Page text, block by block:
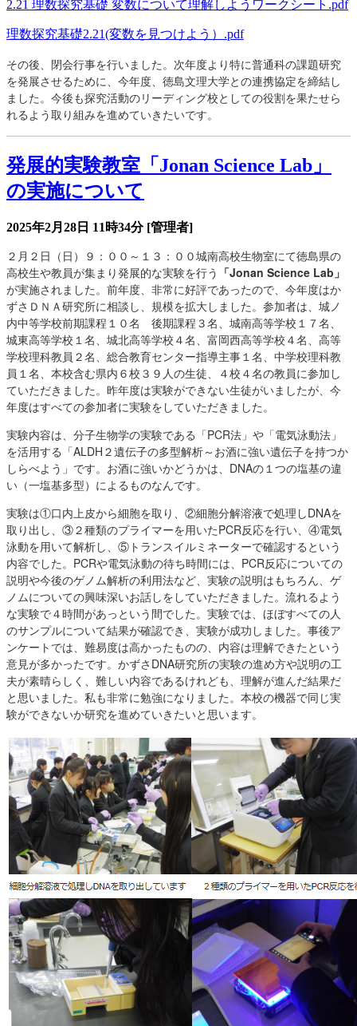
2.21 理数探究基礎 変数について理解しようワークシート.pdf
理数探究基礎2.21(変数を見つけよう）.pdf
その後、閉会行事を行いました。次年度より特に普通科の課題研究
を発展させるために、今年度、徳島文理大学との連携協定を締結し
ました。今後も探究活動のリーディング校としての役割を果たせら
れるよう取り組みを進めていきたいです。
発展的実験教室「Jonan Science Lab」
の実施について
2025年2月28日 11時34分 [管理者]
２月２日（日）９：００～１３：００城南高校生物室にて徳島県の
高校生や教員が集まり発展的な実験を行う 「Jonan Science Lab」
が実施されました。前年度、非常に好評であったので、今年度はか
ずさＤＮＡ研究所に相談し、規模を拡大しました。参加者は、城ノ
内中等学校前期課程１０名 後期課程３名、城南高等学校１７名、
城東高等学校１名、城北高等学校４名、富岡西高等学校４名、高等
学校理科教員２名、総合教育センター指導主事１名、中学校理科教
員１名、本校含む県内６校３９人の生徒、４校４名の教員に参加し
ていただきました。昨年度は実験ができない生徒がいましたが、今
年度はすべての参加者に実験をしていただきました。
実験内容は、分子生物学の実験である「PCR法」や「電気泳動法」
を活用する「ALDH２遺伝子の多型解析～お酒に強い遺伝子を持つか
しらべよう」です。お酒に強いかどうかは、DNAの１つの塩基の違
い（一塩基多型）によるものなんです。
実験は①口内上皮から細胞を取り、②細胞分解溶液で処理しDNAを
取り出し、③２種類のプライマーを用いたPCR反応を行い、④電気
泳動を用いて解析し、⑤トランスイルミネーターで確認するという
内容でした。PCRや電気泳動の待ち時間には、PCR反応についての
説明や今後のゲノム解析の利用法など、実験の説明はもちろん、ゲ
ノムについての興味深いお話しをしていただきました。流れるよう
な実験で４時間があっという間でした。実験では、ほぼすべての人
のサンプルについて結果が確認でき、実験が成功しました。事後ア
ンケートでは、難易度は高かったものの、内容は理解できたという
意見が多かったです。かずさDNA研究所の実験の進め方や説明の工
夫が素晴らしく、難しい内容であるけれども、理解が進んだ結果だ
と思いました。私も非常に勉強になりました。本校の機器で同じ実
験ができないか研究を進めていきたいと思います。